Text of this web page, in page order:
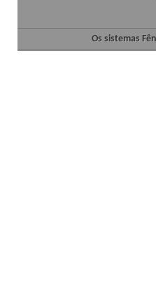
Os sistemas